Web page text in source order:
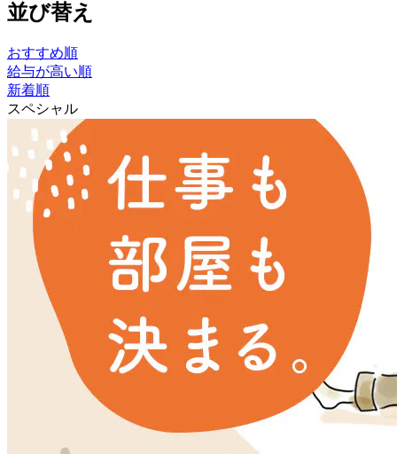
並び替え
おすすめ順
給与が高い順
新着順
スペシャル